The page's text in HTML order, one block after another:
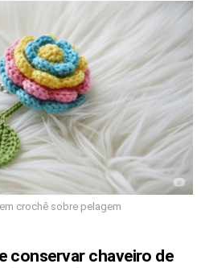
crochê sobre pelagem
conservar chaveiro de